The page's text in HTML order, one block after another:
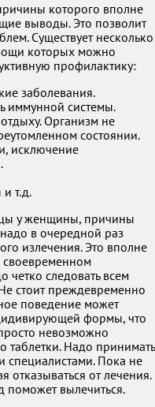
которого вполне
выводы. Это позволит
Существует несколько
которых можно
профилактику:
заболевания.
иммунной системы.
Организм не
состоянии.
исключение
т.д.
у женщины, причины
в очередной раз
излечения. Это вполне
следовать всем
стоит преждевременно
поведение может
формы, что
невозможно
таблетки. Надо принимать
специалистами. Пока не
отказываться от лечения.
поможет вылечиться.